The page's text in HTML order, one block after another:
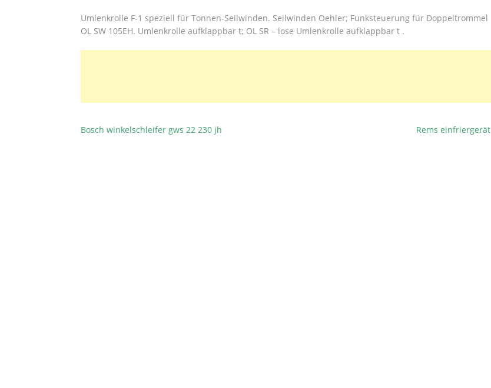
Umlenkrolle F-1 speziell für Tonnen-Seilwinden. Seilwinden Oehler; Funksteuerung für Doppeltrommel
OL SW 105EH. Umlenkrolle aufklappbar t; OL SR – lose Umlenkrolle aufklappbar t .
BEITRAGSNAVIGATION
Bosch winkelschleifer gws 22 230 jh Rems einfriergerät